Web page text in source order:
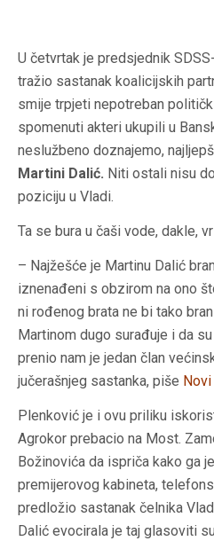
U četvrtak je predsjednik
tražio sastanak koalicijskih
smije trpjeti nepotreban
spomenuti akteri ukupili u
neslužbeno doznajemo,
Martini Dalić. Niti ostali nisu
poziciju u Vladi.
Ta se bura u čaši vode, dakle,
– Najžešće je Martinu Dalić
iznenađeni s obzirom na ono
ni rođenog brata ne bi tako
Martinom dugo surađuje i da
prenio nam je jedan član
jučerašnjeg sastanka, piše
Plenković je i ovu priliku
Agrokor prebacio na Most.
Božinovića da ispriča kako ga
premijerovog kabineta,
predložio sastanak čelnika
Dalić evocirala je taj glasoviti